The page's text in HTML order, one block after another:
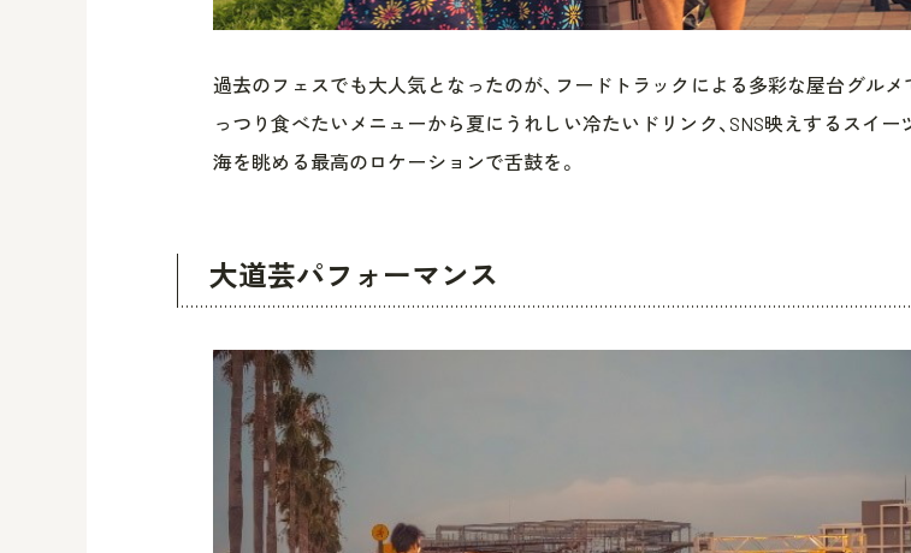
過去のフェスでも大人気となったのが、フードトラックによる多彩な屋台グルメ
っつり食べたいメニューから夏にうれしい冷たいドリンク、SNS映えするスイー
海を眺める最高のロケーションで舌鼓を。
大道芸パフォーマンス